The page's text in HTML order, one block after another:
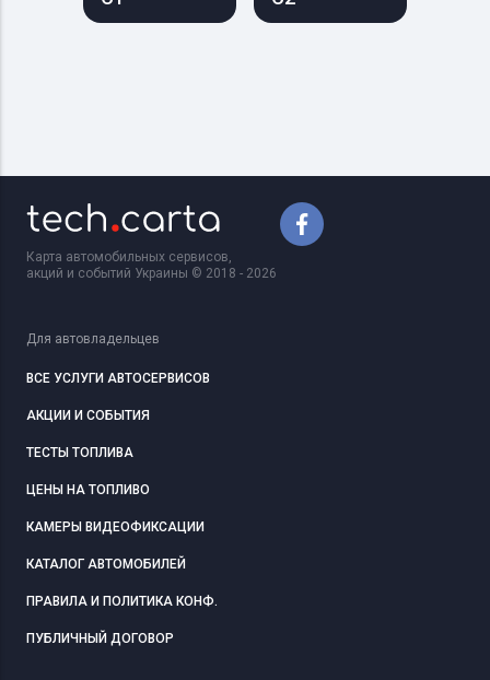
Карта автомобильных сервисов,
акций и событий Украины © 2018 - 2026
Для автовладельцев
ВСЕ УСЛУГИ АВТОСЕРВИСОВ
АКЦИИ И СОБЫТИЯ
ТЕСТЫ ТОПЛИВА
ЦЕНЫ НА ТОПЛИВО
КАМЕРЫ ВИДЕОФИКСАЦИИ
КАТАЛОГ АВТОМОБИЛЕЙ
ПРАВИЛА И ПОЛИТИКА КОНФ.
ПУБЛИЧНЫЙ ДОГОВОР